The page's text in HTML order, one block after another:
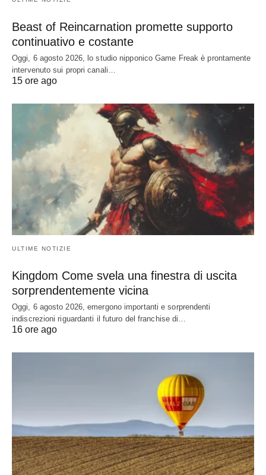
Beast of Reincarnation promette supporto
continuativo e costante
Oggi, 6 agosto 2026, lo studio nipponico Game Freak è prontamente
intervenuto sui propri canali…
15 ore ago
ULTIME NOTIZIE
Kingdom Come svela una finestra di uscita
sorprendentemente vicina
Oggi, 6 agosto 2026, emergono importanti e sorprendenti
indiscrezioni riguardanti il futuro del franchise di…
16 ore ago